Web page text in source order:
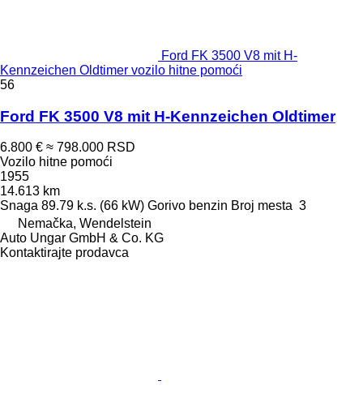
Ford FK 3500 V8 mit H-
Kennzeichen Oldtimer vozilo hitne pomoći
56
Ford FK 3500 V8 mit H-Kennzeichen Oldtimer
6.800 € ≈ 798.000 RSD
Vozilo hitne pomoći
1955
14.613 km
Snaga 89.79 k.s. (66 kW) Gorivo benzin Broj mesta 3
Nemačka, Wendelstein
Auto Ungar GmbH & Co. KG
Kontaktirajte prodavca